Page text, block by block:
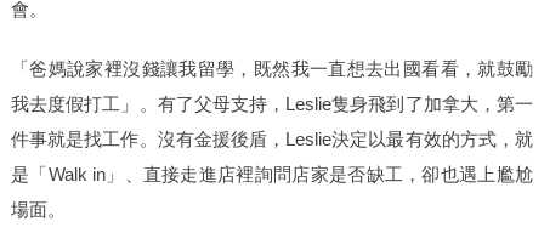
會。
「爸媽說家裡沒錢讓我留學，既然我一直想去出國看看，就鼓勵
我去度假打工」。有了父母支持， Leslie隻身飛到了加拿大，第一
件事就是找工作。沒有金援後盾， Leslie決定以最有效的方式，就
是「Walk in」、直接走進店裡詢問店家是否缺工，卻也遇上尷尬
場面。